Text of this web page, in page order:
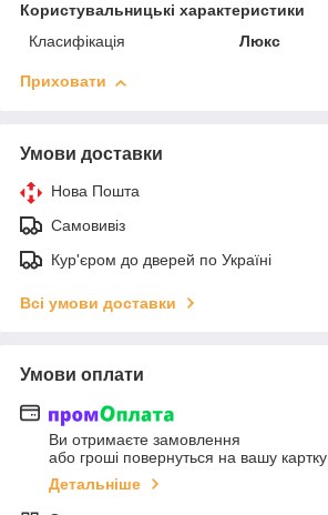
Користувальницькі характеристики
Класифікація
Люкс
Приховати
Умови доставки
Нова Пошта
Самовивіз
Кур'єром до дверей по Україні
Всі умови доставки
Умови оплати
Ви отримаєте замовлення
або гроші повернуться на вашу картку
Детальніше